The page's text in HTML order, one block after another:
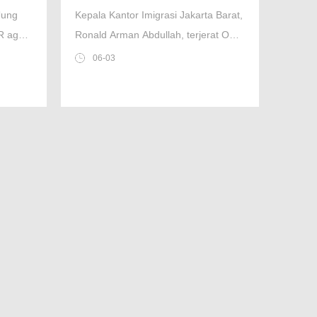
agar
Pimpinan dan Pejabatnya
Terjaring OTT KPK
Kepala Kantor Imigrasi Jakarta Barat,
Ronald Arman Abdullah, terjerat OTT
KPK. Pelayanan tetap normal, namun
06-03